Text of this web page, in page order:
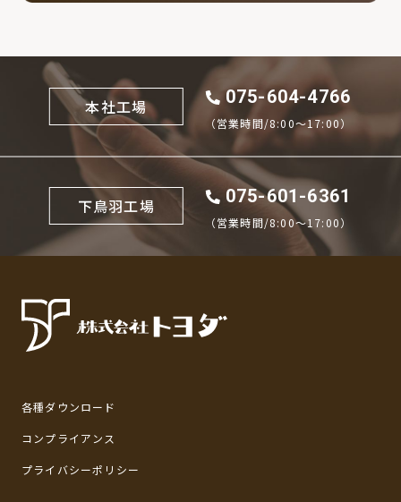
本社工場 075-604-4766
（営業時間/8:00〜17:00）
下鳥羽工場 075-601-6361
（営業時間/8:00〜17:00）
各種ダウンロード
コンプライアンス
プライバシーポリシー